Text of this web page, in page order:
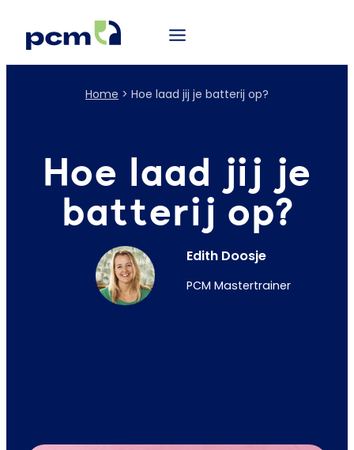
Home > Hoe laad jij je batterij op?
Hoe laad jij je
batterij op?
Edith Doosje
PCM Mastertrainer